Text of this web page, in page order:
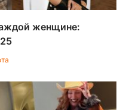
женщине: